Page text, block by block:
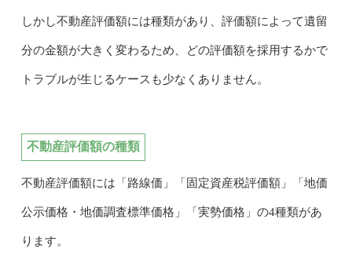
しかし不動産評価額には種類があり、評価額によって遺留
分の金額が大きく変わるため、どの評価額を採用するかで
トラブルが生じるケースも少なくありません。
不動産評価額の種類
不動産評価額には「路線価」「固定資産税評価額」「地価
公示価格・地価調査標準価格」「実勢価格」の4種類があ
ります。